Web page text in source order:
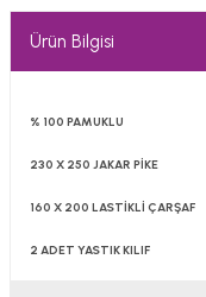
Ürün Bilgisi
% 100 PAMUKLU
230 X 250 JAKAR PİKE
160 X 200 LASTİKLİ ÇARŞAF
2 ADET YASTIK KILIF